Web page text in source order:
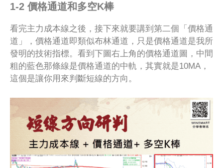
1-2 價格通道和多空K棒
看完主力成本線之後，接下來就要講到第二個「價格通
道」，價格通道即類似布林通道，只是價格通道是我所
發明的技術指標。看到下圖右上角的價格通道圖，中間
粗的藍色那條線是價格通道的中軌，其實就是10MA，
這個是讓你用來判斷短線的方向。